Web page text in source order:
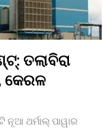
ତଲାବିରା
କେରଳ
ଥର୍ମାଲ୍‌ ପାୱାର